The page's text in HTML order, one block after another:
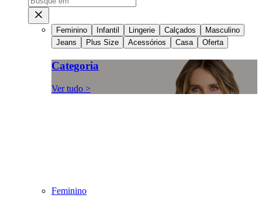
Feminino Infantil Lingerie Calçados
Masculino
Jeans
Plus Size Acessórios Casa Oferta
Categoria
Ver tudo >
Feminino